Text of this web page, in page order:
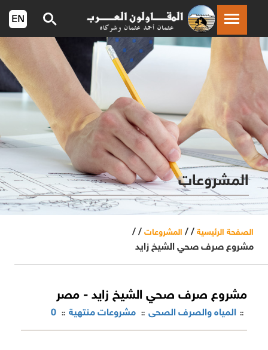
المشروعات
الصفحة الرئيسية / / المشروعات / /
مشروع صرف صحي الشيخ زايد
مشروع صرف صحي الشيخ زايد - مصر
0:: مشروعات منتهية:: المياه والصرف الصحى ::